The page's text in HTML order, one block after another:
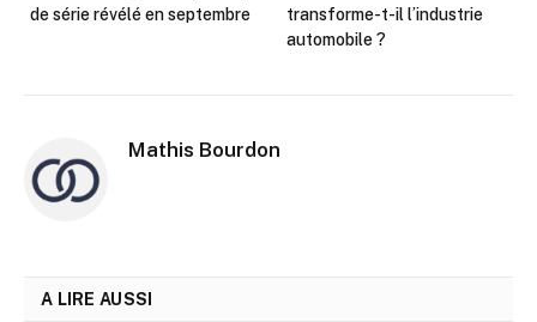
de série révélé en septembre
transforme-t-il l’industrie
automobile ?
Mathis Bourdon
A LIRE AUSSI